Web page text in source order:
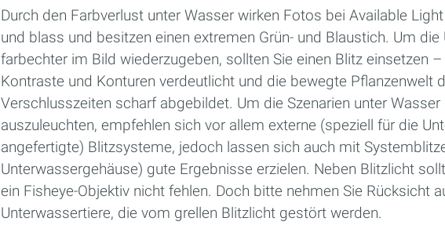
Durch den Farbverlust unter Wasser wirken Fotos bei Available
und blass und besitzen einen extremen Grün- und Blaustich. Um
farbechter im Bild wiederzugeben, sollten Sie einen Blitz einsetzen
Kontraste und Konturen verdeutlicht und die bewegte Pflanzenwelt
Verschlusszeiten scharf abgebildet. Um die Szenarien unter
auszuleuchten, empfehlen sich vor allem externe (speziell für die
angefertigte) Blitzsysteme, jedoch lassen sich auch mit
Unterwassergehäuse) gute Ergebnisse erzielen. Neben Blitzlicht
ein Fisheye-Objektiv nicht fehlen. Doch bitte nehmen Sie Rücksicht
Unterwassertiere, die vom grellen Blitzlicht gestört werden.